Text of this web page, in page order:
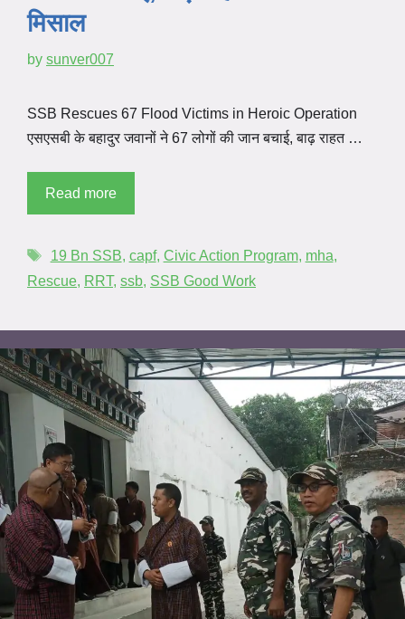
मिसाल
by sunver007
SSB Rescues 67 Flood Victims in Heroic Operation
एसएसबी के बहादुर जवानों ने 67 लोगों की जान बचाई, बाढ़ राहत …
Read more
19 Bn SSB, capf, Civic Action Program, mha,
Rescue, RRT, ssb, SSB Good Work